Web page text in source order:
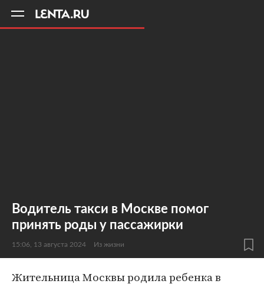
Водитель такси в Москве помог
принять роды у пассажирки
15:06, 13 августа 2024 Из жизни
Жительница Москвы родила ребенка в